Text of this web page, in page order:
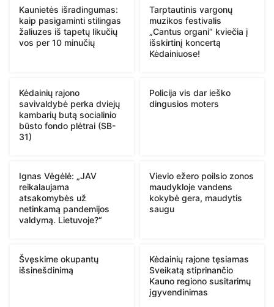
Kaunietės išradingumas:
kaip pasigaminti stilingas
žaliuzes iš tapetų likučių
vos per 10 minučių
Tarptautinis vargonų
muzikos festivalis
„Cantus organi“ kviečia į
išskirtinį koncertą
Kėdainiuose!
Kėdainių rajono
savivaldybė perka dviejų
kambarių butą socialinio
būsto fondo plėtrai (SB-
31)
Policija vis dar ieško
dingusios moters
Ignas Vėgėlė: „JAV
reikalaujama
atsakomybės už
netinkamą pandemijos
valdymą. Lietuvoje?“
Vievio ežero poilsio zonos
maudykloje vandens
kokybė gera, maudytis
saugu
Švęskime okupantų
išsinešdinimą
Kėdainių rajone tęsiamas
Sveikatą stiprinančio
Kauno regiono susitarimų
įgyvendinimas